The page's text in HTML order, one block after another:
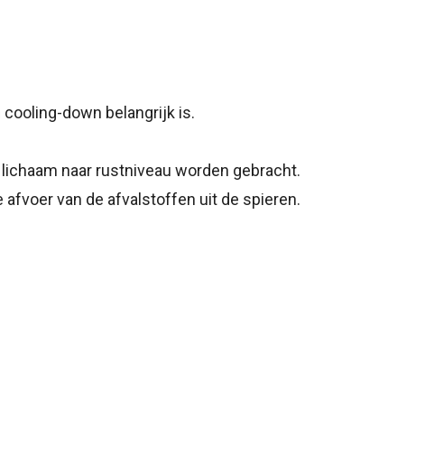
down belangrijk is.
naar rustniveau worden gebracht.
afvoer van de afvalstoffen uit de spieren.